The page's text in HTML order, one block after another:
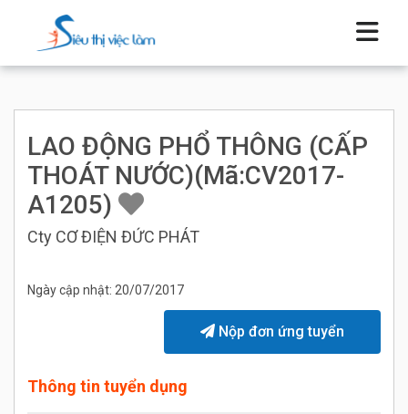
LAO ĐỘNG PHỔ THÔNG (CẤP
THOÁT NƯỚC)(Mã:CV2017-
A1205)
Cty CƠ ĐIỆN ĐỨC PHÁT
Ngày cập nhật: 20/07/2017
Nộp đơn ứng tuyển
Thông tin tuyển dụng